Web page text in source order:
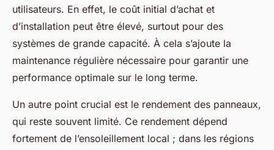
utilisateurs. En effet, le coût initial d’achat et
d’installation peut être élevé, surtout pour des
systèmes de grande capacité. À cela s’ajoute la
maintenance régulière nécessaire pour garantir une
performance optimale sur le long terme.
Un autre point crucial est le rendement des panneaux,
qui reste souvent limité. Ce rendement dépend
fortement de l’ensoleillement local ; dans les régions